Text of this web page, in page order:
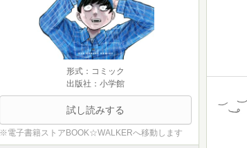
形式：コミック
出版社：小学館
試し読みする
※電子書籍ストアBOOK☆WALKERへ移動します